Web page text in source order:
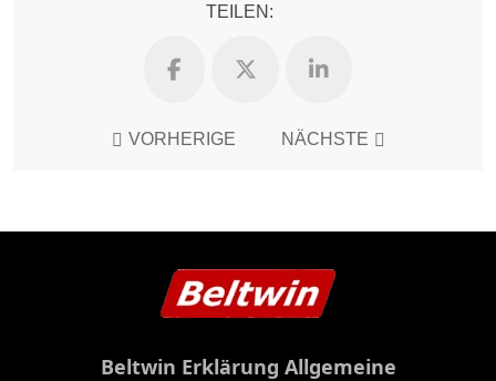
TEILEN:
VORHERIGE NÄCHSTE
Beltwin Erklärung Allgemeine